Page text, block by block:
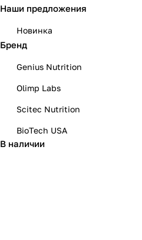
Наши предложения
Новинка
Бренд
Genius Nutrition
Olimp Labs
Scitec Nutrition
BioTech USA
В наличии